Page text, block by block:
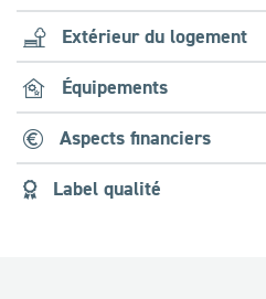
Extérieur du logement
Équipements
Aspects financiers
Label qualité